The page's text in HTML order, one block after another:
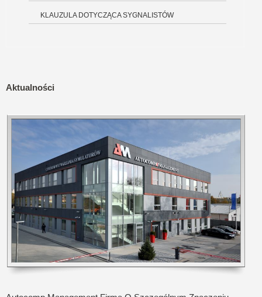
KLAUZULA DOTYCZĄCA SYGNALISTÓW
Aktualności